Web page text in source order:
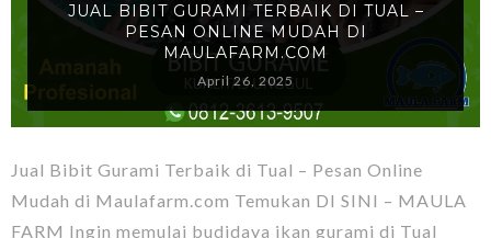
JUAL BIBIT GURAMI TERBAIK DI TUAL –
PESAN ONLINE MUDAH DI
MAULAFARM.COM
April 26, 2025
Jual Bibit Gurami Terbaik di Tual – Pesan Online
Mudah di Maulafarm.com Temukan DI SINI – MAULA
FARM Ingin memulai budidaya ikan gurami di Tual